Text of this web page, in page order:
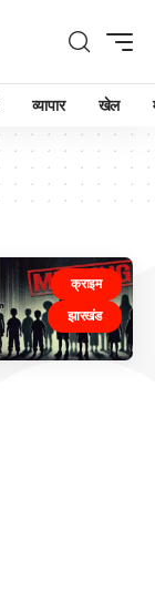
व्यापार खेल
क्राइम
झारखंड